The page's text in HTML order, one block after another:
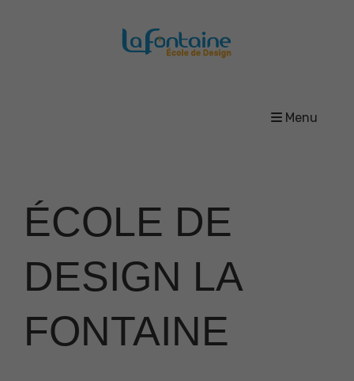
Menu
ÉCOLE DE
DESIGN LA
FONTAINE